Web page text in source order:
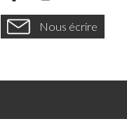
u
u
Nous écrire